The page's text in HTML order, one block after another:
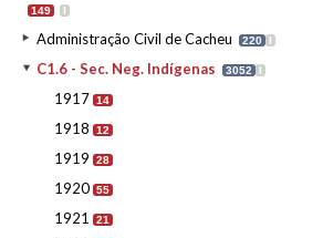
149 I
Administração Civil de Cacheu 220 I
C1.6 - Sec. Neg. Indígenas 3052 I
1917 14
1918 12
1919 28
1920 55
1921 21